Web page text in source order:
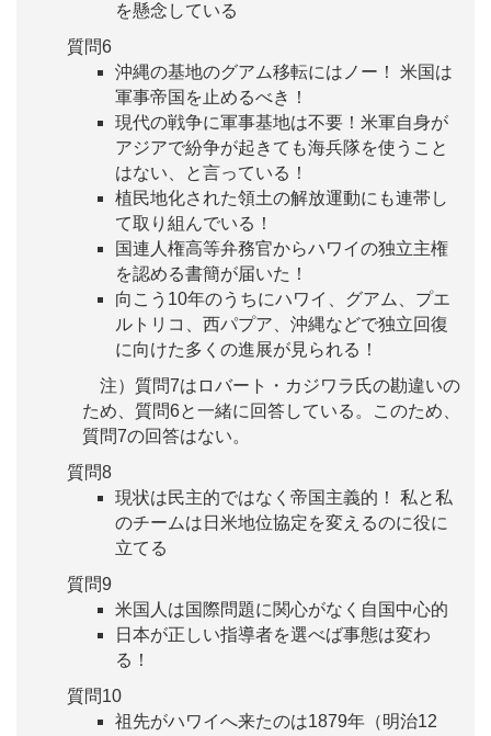
を懸念している
質問6
沖縄の基地のグアム移転にはノー！ 米国は
軍事帝国を止めるべき！
現代の戦争に軍事基地は不要！米軍自身が
アジアで紛争が起きても海兵隊を使うこと
はない、と言っている！
植民地化された領土の解放運動にも連帯し
て取り組んでいる！
国連人権高等弁務官からハワイの独立主権
を認める書簡が届いた！
向こう10年のうちにハワイ、グアム、プエ
ルトリコ、西パプア、沖縄などで独立回復
に向けた多くの進展が見られる！
注）質問7はロバート・カジワラ氏の勘違いの
ため、質問6と一緒に回答している。このため、
質問7の回答はない。
質問8
現状は民主的ではなく帝国主義的！ 私と私
のチームは日米地位協定を変えるのに役に
立てる
質問9
米国人は国際問題に関心がなく自国中心的
日本が正しい指導者を選べば事態は変わ
る！
質問10
祖先がハワイへ来たのは1879年（明治12